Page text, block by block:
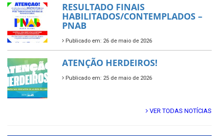
RESULTADO FINAIS
HABILITADOS/CONTEMPLADOS –
PNAB
Publicado em: 26 de maio de 2026
ATENÇÃO HERDEIROS!
Publicado em: 25 de maio de 2026
VER TODAS NOTÍCIAS